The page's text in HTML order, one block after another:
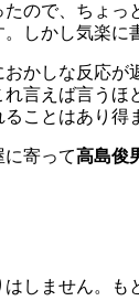
ので、ちょっ
しかし気楽
かしな反応が
れ言えば言う
ことはあり得
寄って高島俊
しません。も